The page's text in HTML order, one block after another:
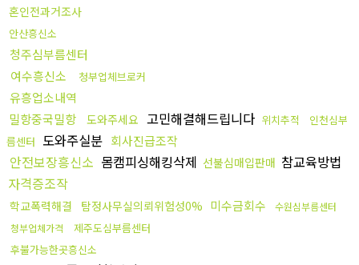
혼인전과거조사
안산흥신소
청주심부름센터
여수흥신소
청부업체브로커
유흥업소내역
밀항중국밀항
도와주세요 고민해결해드립니다 위치추적
인천심부
름센터 도와주실분 회사진급조작
안전보장흥신소 몸캠피싱해킹삭제 선불심매입판매 참교육방법
자격증조작
학교폭력해결 탐정사무실의뢰위험성0% 미수금회수
수원심부름센터
청부업체가격
제주도심부름센터
후불가능한곳흥신소